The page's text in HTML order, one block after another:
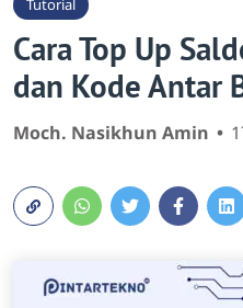
Tutorial
Cara Top Up
dan Kode Antar
Moch. Nasikhun Amin